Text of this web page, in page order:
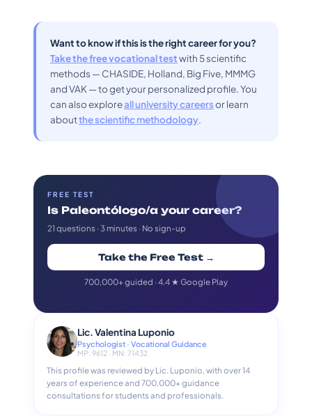
Want to know if this is the right career for you?
Take the free vocational testwith 5 scientific
methods — CHASIDE, Holland, Big Five, MMMG
and VAK — to get your personalized profile. You
can also exploreall university careersor learn
aboutthe scientific methodology.
FREE TEST
Is Paleontólogo/a your career?
21 questions · 3 minutes · No sign-up
Take the Free Test →
700,000+ guided · 4.4 ★ Google Play
Lic. Valentina Luponio
Psychologist · Vocational Guidance
MP: 9612 · MN: 71432
This profile was reviewed by Lic. Luponio, with over 14
years of experience and 700,000+ guidance
consultations for students and professionals.